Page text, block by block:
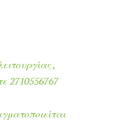
,
2710556767